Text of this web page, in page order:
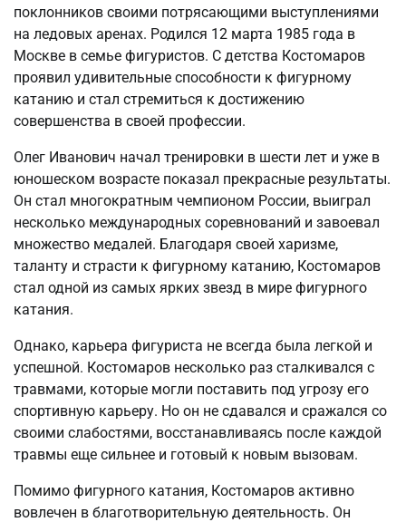
поклонников своими потрясающими выступлениями
на ледовых аренах. Родился 12 марта 1985 года в
Москве в семье фигуристов. С детства Костомаров
проявил удивительные способности к фигурному
катанию и стал стремиться к достижению
совершенства в своей профессии.
Олег Иванович начал тренировки в шести лет и уже в
юношеском возрасте показал прекрасные результаты.
Он стал многократным чемпионом России, выиграл
несколько международных соревнований и завоевал
множество медалей. Благодаря своей харизме,
таланту и страсти к фигурному катанию, Костомаров
стал одной из самых ярких звезд в мире фигурного
катания.
Однако, карьера фигуриста не всегда была легкой и
успешной. Костомаров несколько раз сталкивался с
травмами, которые могли поставить под угрозу его
спортивную карьеру. Но он не сдавался и сражался со
своими слабостями, восстанавливаясь после каждой
травмы еще сильнее и готовый к новым вызовам.
Помимо фигурного катания, Костомаров активно
вовлечен в благотворительную деятельность. Он